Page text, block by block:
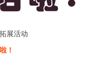
展活动
！